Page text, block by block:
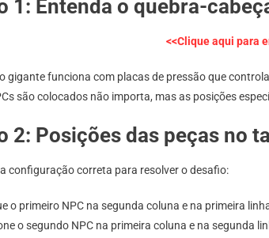
1: Entenda o quebra-
<<Clique aqui para
gigante funciona com placas de pressão que
são colocados não importa, mas as posições
2: Posições das peças no
configuração correta para resolver o desafio:
o primeiro NPC na segunda coluna e na primeira
o segundo NPC na primeira coluna e na segunda